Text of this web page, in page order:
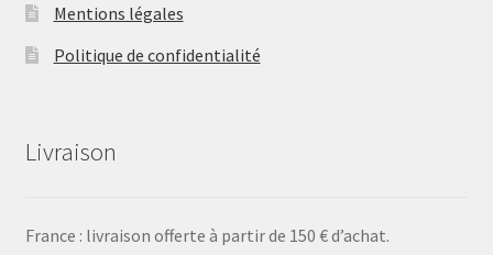
Mentions légales
Politique de confidentialité
Livraison
France : livraison offerte à partir de 150 € d’achat.